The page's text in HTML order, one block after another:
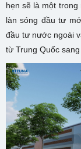
hẹn sẽ là một
làn sóng đầu tư
đầu tư nước ngoài
từ Trung Quốc sang